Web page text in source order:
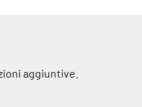
aggiuntive.